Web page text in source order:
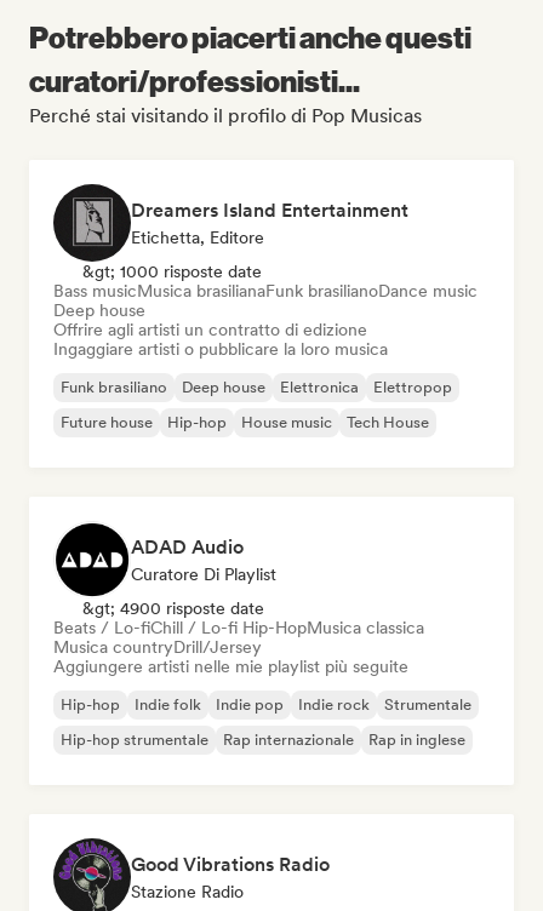
Potrebbero piacerti anche questi
curatori/professionisti...
Perché stai visitando il profilo di Pop Musicas
Dreamers Island Entertainment
Etichetta, Editore
&gt; 1000 risposte date
Bass musicMusica brasilianaFunk brasilianoDance music
Deep house
Offrire agli artisti un contratto di edizione
Ingaggiare artisti o pubblicare la loro musica
Funk brasiliano Deep house Elettronica
Elettropop
Future house
Hip-hop House music Tech House
ADAD Audio
Curatore Di Playlist
&gt; 4900 risposte date
Beats / Lo-fiChill / Lo-fi Hip-HopMusica classica
Musica countryDrill/Jersey
Aggiungere artisti nelle mie playlist più seguite
Hip-hop Indie folk Indie pop Indie rock
Strumentale
Hip-hop strumentale
Rap internazionale Rap in inglese
Good Vibrations Radio
Stazione Radio